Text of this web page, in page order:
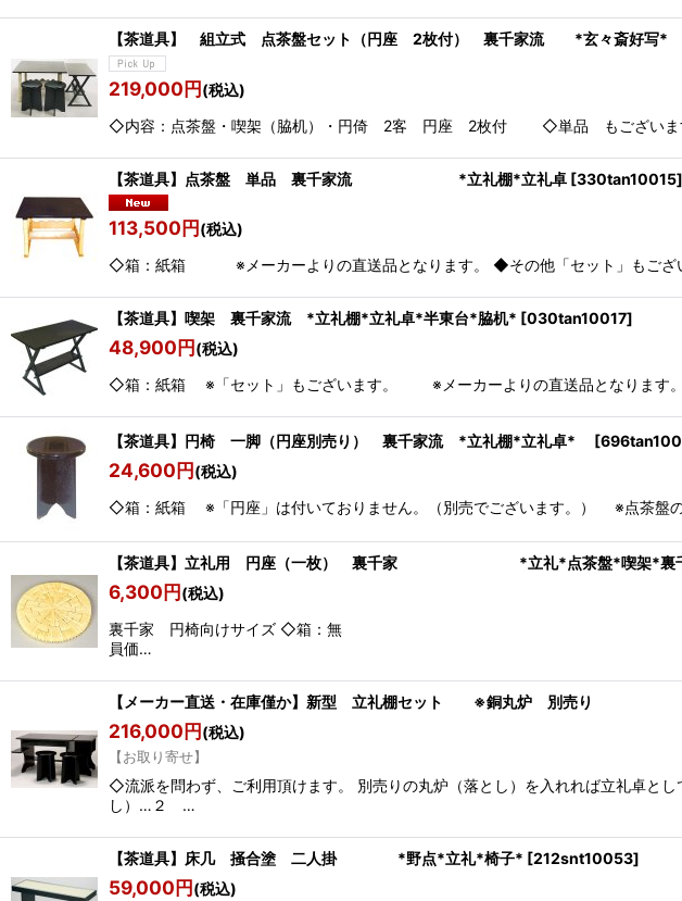
【茶道具】 組立式 点茶盤セット（円座 2枚付） 裏千家流 *玄々斎好
219,000円(税込)
◇内容：点茶盤・喫架（脇机）・円倚 2客 円座 2枚
【茶道具】点茶盤 単品 裏千家流 *立礼棚*立礼卓 [330tan10015]
113,500円(税込)
◇箱：紙箱 ※メーカーよりの直送品となり
【茶道具】喫架 裏千家流 *立礼棚*立礼卓*半東台*脇机* [030tan10017]
48,900円(税込)
◇箱：紙箱 ※「セット」もございます。 ※メーカーよりの直送品となりま
【茶道具】円椅 一脚（円座別売り） 裏千家流 *立礼棚*立礼卓* [
24,600円(税込)
◇箱：紙箱 ※「円座」は付いておりません。（別売でございます。） ※点茶盤
【茶道具】立礼用 円座（一枚） 裏千家 *立礼*点茶盤*喫架*裏
6,300円(税込)
裏千家 円椅向けサイズ ◇箱：無 ※※ 画面 左下
員価…
【メーカー直送・在庫僅か】新型 立礼棚セット ※銅丸炉 別
216,000円(税込)
【お取り寄せ】
◇流派を問わず、ご利用頂けます。 別売りの丸炉（落とし）を入れれば立礼
し）…２ …
【茶道具】床几 掻合塗 二人掛 *野点*立礼*椅子* [212snt10053]
59,000円(税込)